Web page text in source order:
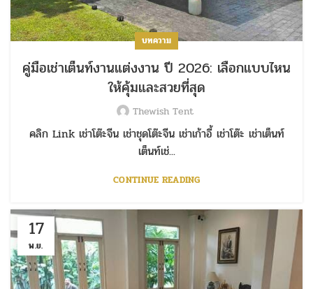
บทความ
คู่มือเช่าเต็นท์งานแต่งงาน ปี 2026: เลือกแบบไหน
ให้คุ้มและสวยที่สุด
Thewish Tent
คลิก Link เช่าโต๊ะจีน เช่าชุดโต๊ะจีน เช่าเก้าอี้ เช่าโต๊ะ เช่าเต็นท์
เต็นท์เช่...
CONTINUE READING
17
พ.ย.